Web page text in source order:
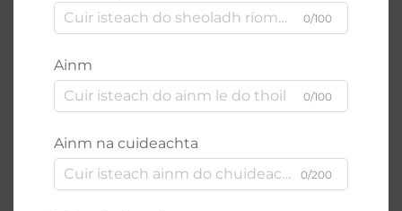
0/100
Ainm
0/100
Ainm na cuideachta
0/200